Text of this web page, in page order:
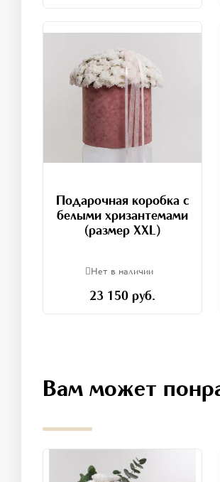
Подарочная коробка с
белыми хризантемами
(размер XXL)
Нет в наличии
23 150 руб.
Вам может